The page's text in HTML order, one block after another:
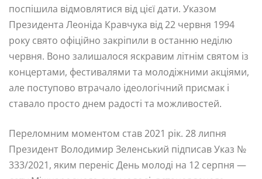
поспішила відмовлятися від цієї дати. Указом
Президента Леоніда Кравчука від 22 червня 1994
року свято офіційно закріпили в останню неділю
червня. Воно залишалося яскравим літнім святом із
концертами, фестивалями та молодіжними акціями,
але поступово втрачало ідеологічний присмак і
ставало просто днем радості та можливостей.
Переломним моментом став 2021 рік. 28 липня
Президент Володимир Зеленський підписав Указ №
333/2021, яким переніс День молоді на 12 серпня —